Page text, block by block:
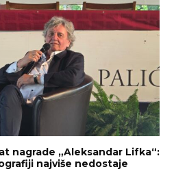
nagrade „Aleksandar Lifka“:
najviše nedostaje